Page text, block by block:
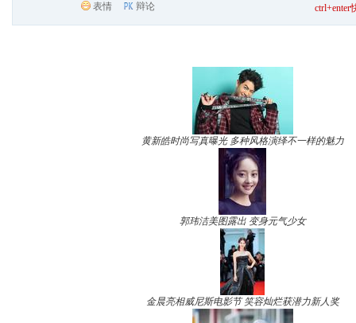
表情 辩论 ctrl+enter
黄新皓时尚写真曝光 多种风格演绎不一样的魅力
郭玮洁美图露出 变身元气少女
金晨亮相威尼斯电影节 笑容灿烂获潜力新人奖